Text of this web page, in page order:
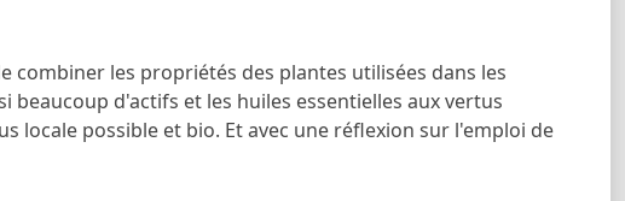
combiner les propriétés des plantes utilisées dans les
beaucoup d'actifs et les huiles essentielles aux vertus
locale possible et bio. Et avec une réflexion sur l'emploi de